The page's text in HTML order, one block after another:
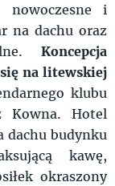
i
na dachu oraz
Koncepcja
na litewskiej
klubu
Kowna. Hotel
dachu budynku
kawę,
okraszony